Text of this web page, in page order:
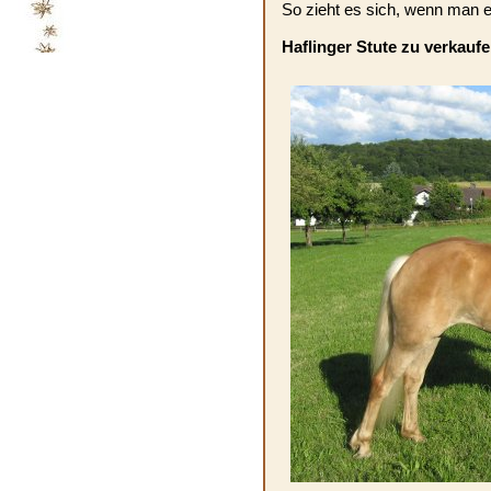
So zieht es sich, wenn man
Haflinger Stute zu